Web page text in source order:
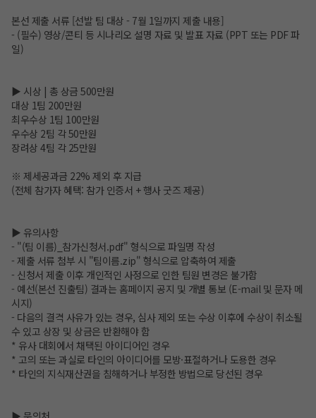
본선 제출 서류 [선발 팀 대상 - 7월 1일까지 제출 내용]
- (필수) 영상/콘티 등 시나리오 설명 자료 및 발표 자료 (PPT 또는 PDF 파
일)
▶ 시상 | 총 상금 500만원
대상 1팀 200만원
최우수상 1팀 100만원
우수상 2팀 각 50만원
장려상 4팀 각 25만원
※ 제세공과금 22% 제외 후 지급
(전체 참가자 혜택: 참가 인증서 + 행사 굿즈 제공)
▶ 유의사항
- "(팀 이름)_참가신청서.pdf" 형식으로 파일명 작성
- 제출 서류 첨부 시 "팀이름.zip" 형식으로 압축하여 제출
- 신청서 제출 이후 개인적인 사정으로 인한 팀원 변경은 불가함
- 예선(본선 진출팀) 결과는 홈페이지 공지 및 개별 통보 (E-mail 및 문자 메
시지)
- 다음의 결격 사유가 있는 경우, 심사 제외 또는 수상 이후에 수상이 취소될
수 있고 상장 및 상금은 반환해야 함
* 유사 대회에서 채택된 아이디어인 경우
* 고의 또는 과실로 타인의 아이디어를 모방·표절하거나 도용한 경우
* 타인의 지식재산권을 침해하거나 부정한 방법으로 당선된 경우